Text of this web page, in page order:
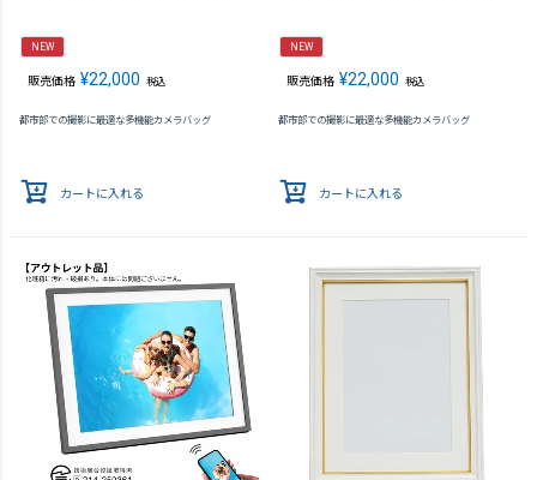
NEW
販売価格 ¥22,000 税込
都市部での撮影に最適な多機能カメラバッグ
カートに入れる
NEW
販売価格 ¥22,000 税込
都市部での撮影に最適な多機能カメラバッグ
カートに入れる